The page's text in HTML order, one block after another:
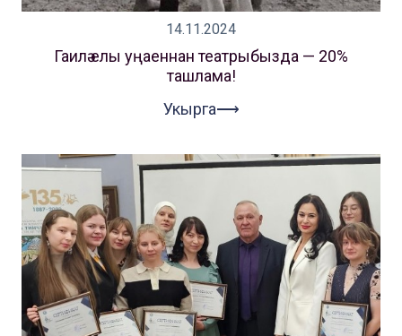
14.11.2024
Гаилә елы уңаеннан театрыбызда — 20%
ташлама!
Укырга⟶